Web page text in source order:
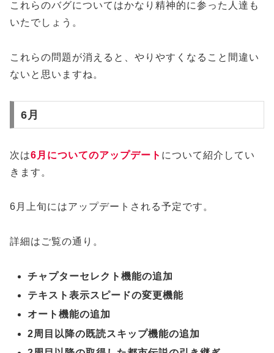
これらのバグについてはかなり精神的に参った人達も
いたでしょう。
これらの問題が消えると、やりやすくなること間違い
ないと思いますね。
6月
次は6月についてのアップデート について紹介してい
きます。
6月上旬にはアップデートされる予定です。
詳細はご覧の通り。
チャプターセレクト機能の追加
テキスト表示スピードの変更機能
オート機能の追加
2周目以降の既読スキップ機能の追加